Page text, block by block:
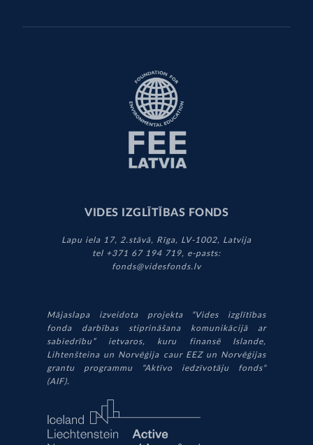
VIDES IZGLĪTĪBAS FONDS
Lapu iela 17, 2.stāvā, Rīga, LV-1002, Latvija
tel +371 67 194 719, e-pasts:
fonds@videsfonds.lv
Mājaslapa izveidota projekta “Vides izglītības
fonda darbības stiprināšana komunikācijā ar
sabiedrību” ietvaros, kuru finansē Islande,
Lihtenšteina un Norvēģija caur EEZ un Norvēģijas
grantu programmu "Aktīvo iedzīvotāju fonds"
(AIF).